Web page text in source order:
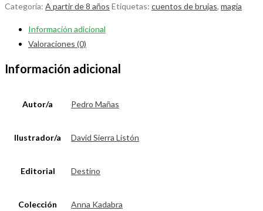
Categoría: A partir de 8 años Etiquetas: cuentos de brujas, magia
Información adicional
Valoraciones (0)
Información adicional
Autor/a Pedro Mañas
Ilustrador/a David Sierra Listón
Editorial Destino
Colección Anna Kadabra